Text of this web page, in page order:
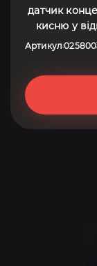
датчик
кисню у
кисню;
Артикул: